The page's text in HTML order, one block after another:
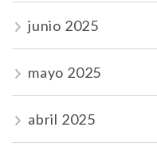
junio 2025
mayo 2025
abril 2025